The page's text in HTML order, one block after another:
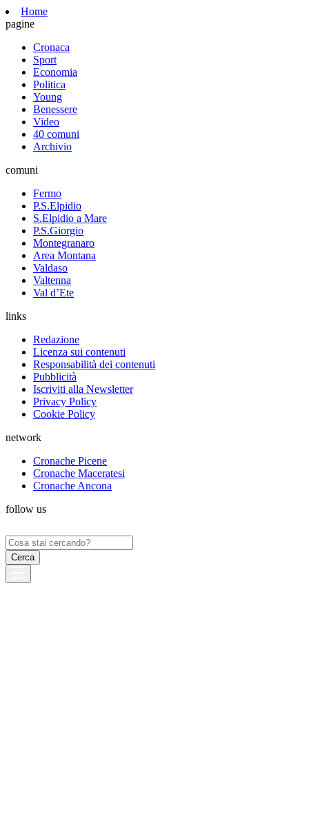
Home
pagine
Cronaca
Sport
Economia
Politica
Young
Benessere
Video
40 comuni
Archivio
comuni
Fermo
P.S.Elpidio
S.Elpidio a Mare
P.S.Giorgio
Montegranaro
Area Montana
Valdaso
Valtenna
Val d’Ete
links
Redazione
Licenza sui contenuti
Responsabilità dei contenuti
Pubblicità
Iscriviti alla Newsletter
Privacy Policy
Cookie Policy
network
Cronache Picene
Cronache Maceratesi
Cronache Ancona
follow us
Ricerca
per: